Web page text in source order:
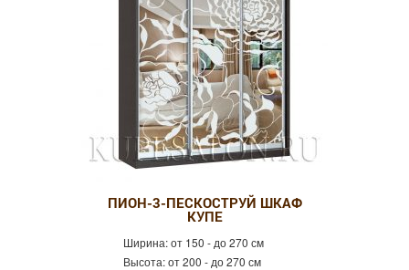
Готовые шкафы-купе
ПИОН-3-ПЕСКОСТРУЙ ШКАФ
КУПЕ
Ширина:от 150 - до 270 см
Высота:от 200 - до 270 см